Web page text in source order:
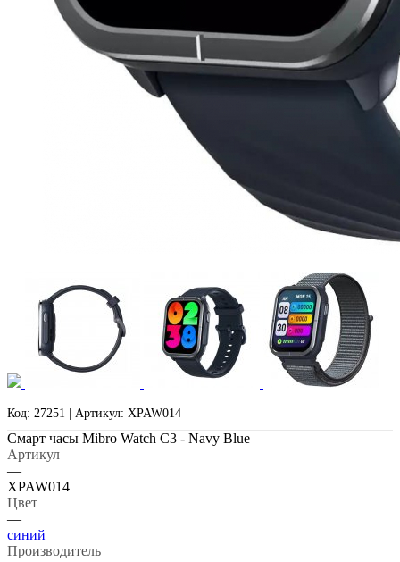
Код: 27251 | Артикул: XPAW014
Смарт часы Mibro Watch C3 - Navy Blue
Артикул
—
XPAW014
Цвет
—
синий
Производитель